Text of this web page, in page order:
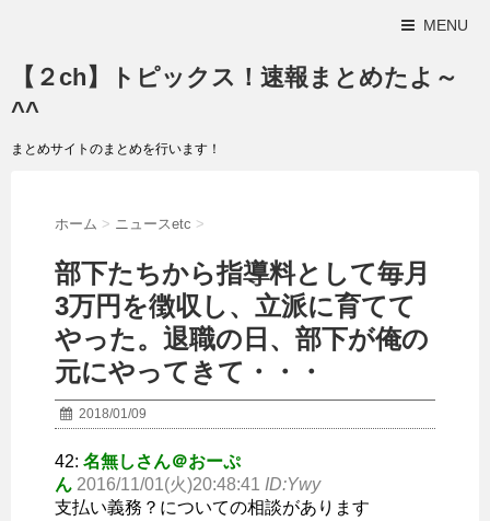
MENU
【２ch】トピックス！速報まとめたよ～
^^
まとめサイトのまとめを行います！
ホーム > ニュースetc >
部下たちから指導料として毎月
3万円を徴収し、立派に育てて
やった。退職の日、部下が俺の
元にやってきて・・・
2018/01/09
42: 名無しさん＠おーぷ
ん 2016/11/01(火)20:48:41 ID:Ywy
支払い義務？についての相談があります